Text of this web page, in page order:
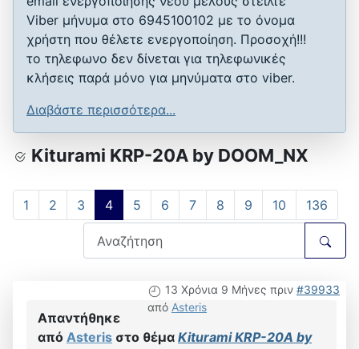
Viber μήνυμα στο 6945100102 με το όνομα
χρήστη που θέλετε ενεργοποίηση. Προσοχή!!!
το τηλεφωνο δεν δίνεται για τηλεφωνικές
κλήσεις παρά μόνο για μηνύματα στο viber.
Διαβάστε περισσότερα...
Kiturami KRP-20A by DOOM_NX
1 2 3 4 5 6 7 8 9 10 136
13 Χρόνια 9 Μήνες πριν #39933
από Asteris
Απαντήθηκε
από Asteris στο θέμα Kiturami KRP-20A by